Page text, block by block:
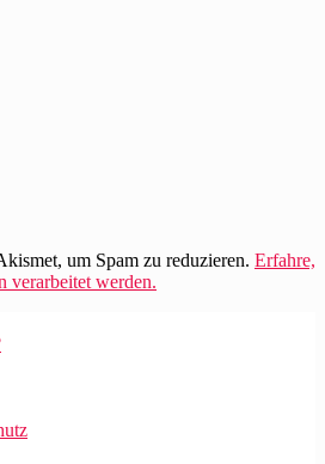
um Spam zu reduzieren. Erfahre,
verarbeitet werden.